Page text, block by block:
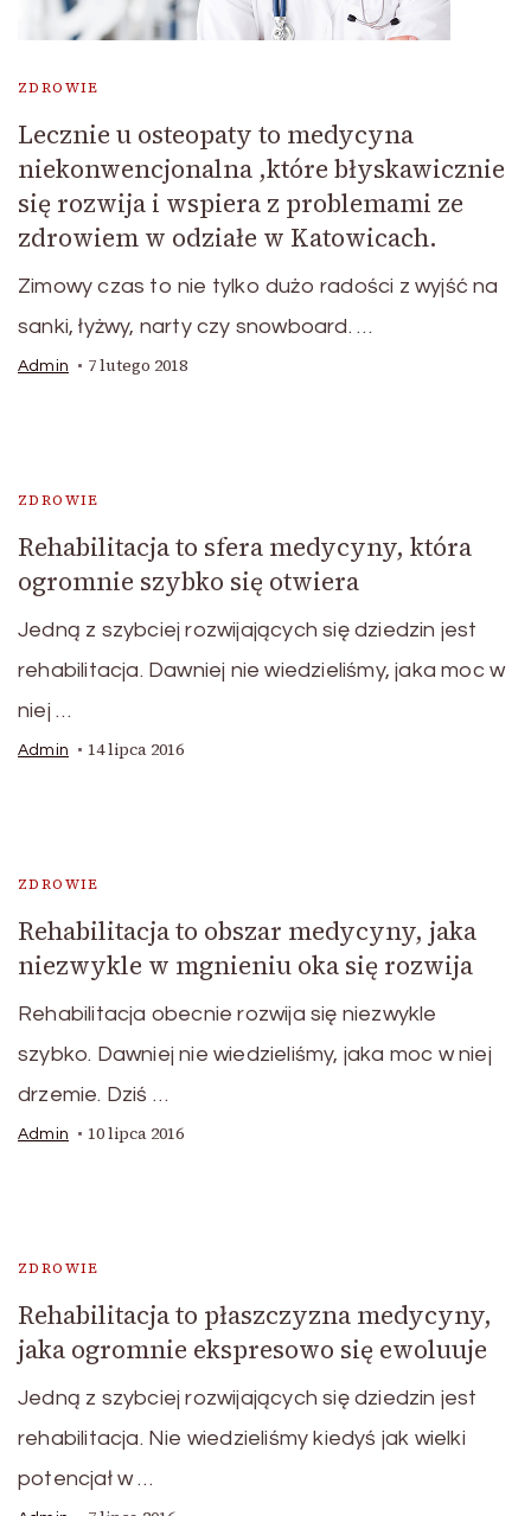
ZDROWIE
Lecznie u osteopaty to medycyna
niekonwencjonalna ,które błyskawicznie
się rozwija i wspiera z problemami ze
zdrowiem w odziałe w Katowicach.
Zimowy czas to nie tylko dużo radości z wyjść na
sanki, łyżwy, narty czy snowboard. …
Admin 7 lutego 2018
ZDROWIE
Rehabilitacja to sfera medycyny, która
ogromnie szybko się otwiera
Jedną z szybciej rozwijających się dziedzin jest
rehabilitacja. Dawniej nie wiedzieliśmy, jaka moc w
niej …
Admin 14 lipca 2016
ZDROWIE
Rehabilitacja to obszar medycyny, jaka
niezwykle w mgnieniu oka się rozwija
Rehabilitacja obecnie rozwija się niezwykle
szybko. Dawniej nie wiedzieliśmy, jaka moc w niej
drzemie. Dziś …
Admin 10 lipca 2016
ZDROWIE
Rehabilitacja to płaszczyzna medycyny,
jaka ogromnie ekspresowo się ewoluuje
Jedną z szybciej rozwijających się dziedzin jest
rehabilitacja. Nie wiedzieliśmy kiedyś jak wielki
potencjał w …